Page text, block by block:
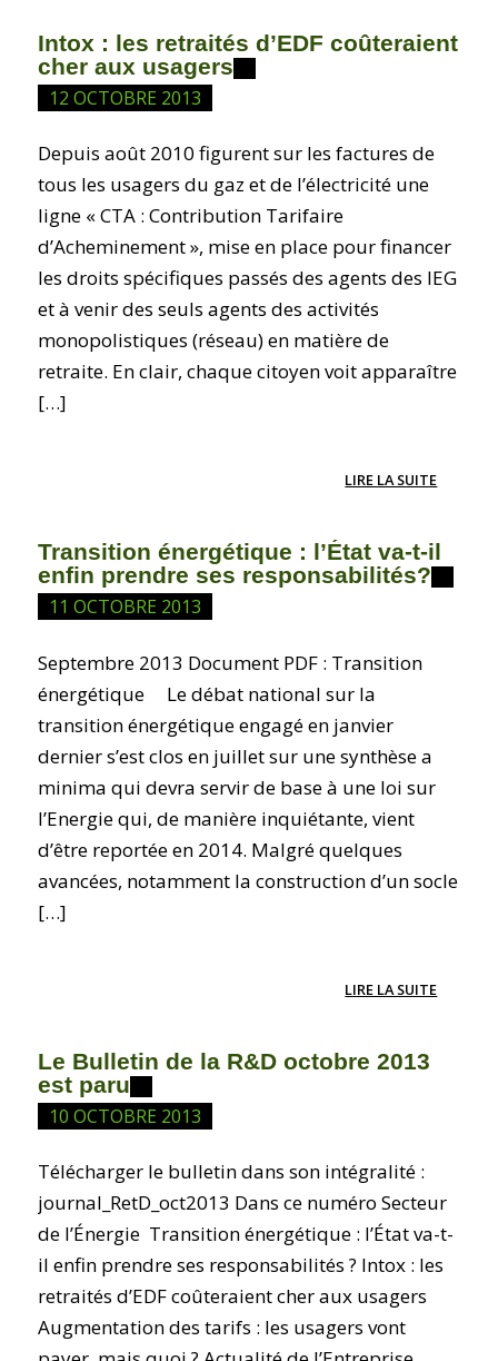
Intox : les retraités d’EDF coûteraient
cher aux usagers
12 OCTOBRE 2013
Depuis août 2010 figurent sur les factures de
tous les usagers du gaz et de l’électricité une
ligne « CTA : Contribution Tarifaire
d’Acheminement », mise en place pour financer
les droits spécifiques passés des agents des IEG
et à venir des seuls agents des activités
monopolistiques (réseau) en matière de
retraite. En clair, chaque citoyen voit apparaître
[…]
LIRE LA SUITE
Transition énergétique : l’État va-t-il
enfin prendre ses responsabilités?
11 OCTOBRE 2013
Septembre 2013 Document PDF : Transition
énergétique Le débat national sur la
transition énergétique engagé en janvier
dernier s’est clos en juillet sur une synthèse a
minima qui devra servir de base à une loi sur
l’Energie qui, de manière inquiétante, vient
d’être reportée en 2014. Malgré quelques
avancées, notamment la construction d’un socle
[…]
LIRE LA SUITE
Le Bulletin de la R&D octobre 2013
est paru
10 OCTOBRE 2013
Télécharger le bulletin dans son intégralité :
journal_RetD_oct2013 Dans ce numéro Secteur
de l’Énergie Transition énergétique : l’État va-t-
il enfin prendre ses responsabilités ? Intox : les
retraités d’EDF coûteraient cher aux usagers
Augmentation des tarifs : les usagers vont